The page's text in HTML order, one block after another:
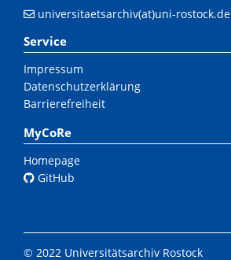
universitaetsarchiv(at)uni-rostock.de
Service
Impressum
Datenschutzerklärung
Barrierefreiheit
MyCoRe
Homepage
GitHub
© 2022 Universitätsarchiv Rostock